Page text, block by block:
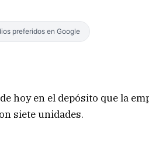
preferidos en Google
hoy en el depósito que la
siete unidades.